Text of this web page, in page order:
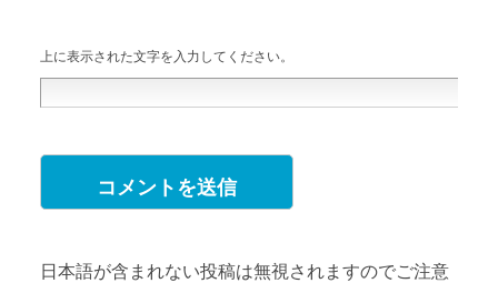
上に表示された文字を入力してください。
日本語が含まれない投稿は無視されますのでご注意